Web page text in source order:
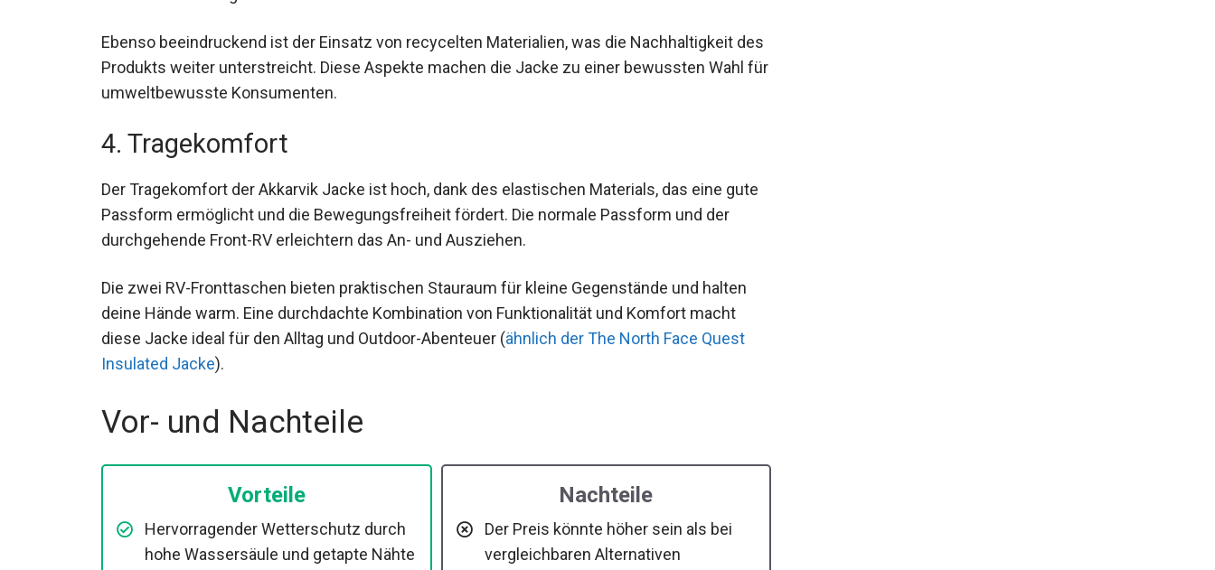
Ebenso beeindruckend ist der Einsatz von recycelten Materialien, was die Nachhaltigkeit
des Produkts weiter unterstreicht. Diese Aspekte machen die Jacke zu einer bewussten
Wahl für umweltbewusste Konsumenten.
4. Tragekomfort
Der Tragekomfort der Akkarvik Jacke ist hoch, dank des elastischen Materials, das eine gute
Passform ermöglicht und die Bewegungsfreiheit fördert. Die normale Passform und der
durchgehende Front-RV erleichtern das An- und Ausziehen.
Die zwei RV-Fronttaschen bieten praktischen Stauraum für kleine Gegenstände und halten
deine Hände warm. Eine durchdachte Kombination von Funktionalität und Komfort macht
diese Jacke ideal für den Alltag und Outdoor-Abenteuer (ähnlich der The North Face Quest
Insulated Jacke).
Vor- und Nachteile
Vorteile
Hervorragender Wetterschutz durch
hohe Wassersäule und getapte Nähte
Nachteile
Der Preis könnte höher sein als bei
vergleichbaren Alternativen